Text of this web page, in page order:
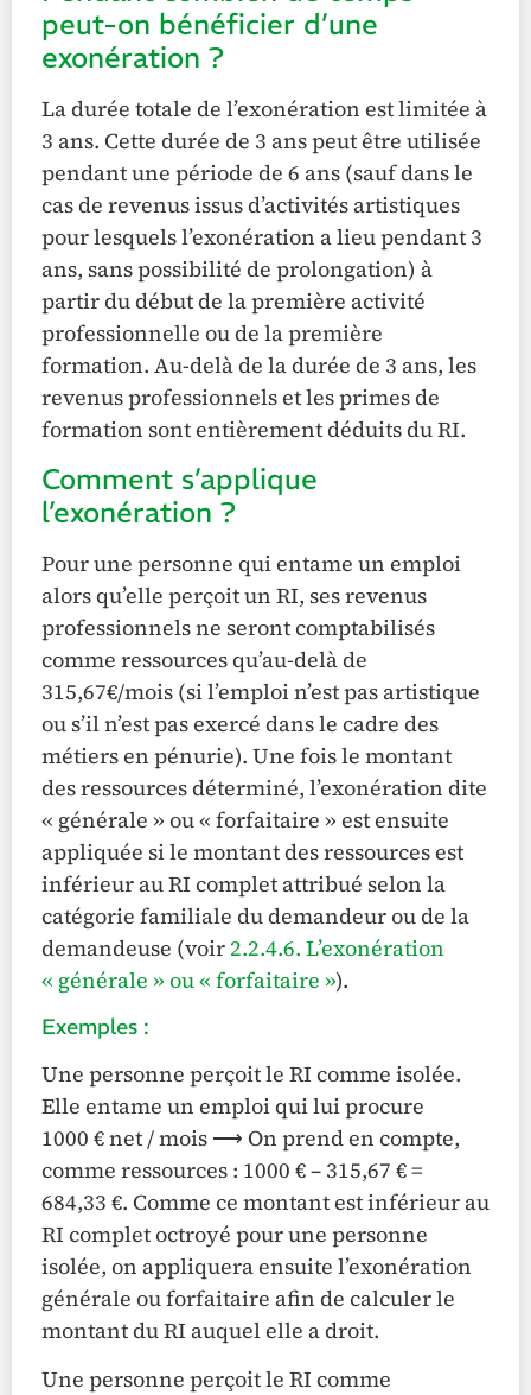
peut-on bénéficier d’une
exonération ?
La durée totale de l’exonération est limitée à
3 ans. Cette durée de 3 ans peut être utilisée
pendant une période de 6 ans (sauf dans le
cas de revenus issus d’activités artistiques
pour lesquels l’exonération a lieu pendant 3
ans, sans possibilité de prolongation) à
partir du début de la première activité
professionnelle ou de la première
formation. Au-delà de la durée de 3 ans, les
revenus professionnels et les primes de
formation sont entièrement déduits du RI.
Comment s’applique
l’exonération ?
Pour une personne qui entame un emploi
alors qu’elle perçoit un RI, ses revenus
professionnels ne seront comptabilisés
comme ressources qu’au-delà de
315,67€/mois (si l’emploi n’est pas artistique
ou s’il n’est pas exercé dans le cadre des
métiers en pénurie). Une fois le montant
des ressources déterminé, l’exonération dite
« générale » ou « forfaitaire » est ensuite
appliquée si le montant des ressources est
inférieur au RI complet attribué selon la
catégorie familiale du demandeur ou de la
demandeuse (voir 2.2.4.6. L’exonération
« générale » ou « forfaitaire »).
Exemples :
Une personne perçoit le RI comme isolée.
Elle entame un emploi qui lui procure
1000 € net / mois ⟶ On prend en compte,
comme ressources : 1000 € – 315,67 € =
684,33 €. Comme ce montant est inférieur au
RI complet octroyé pour une personne
isolée, on appliquera ensuite l’exonération
générale ou forfaitaire afin de calculer le
montant du RI auquel elle a droit.
Une personne perçoit le RI comme